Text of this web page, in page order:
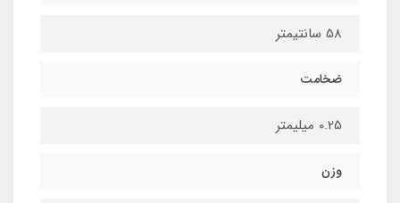
58 سانتیمتر
ضخامت
0.25 میلیمتر
وزن